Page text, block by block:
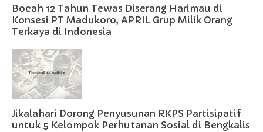
Bocah 12 Tahun Tewas Diserang Harimau di
Konsesi PT Madukoro, APRIL Grup Milik Orang
Terkaya di Indonesia
Jikalahari Dorong Penyusunan RKPS Partisipatif
untuk 5 Kelompok Perhutanan Sosial di Bengkalis